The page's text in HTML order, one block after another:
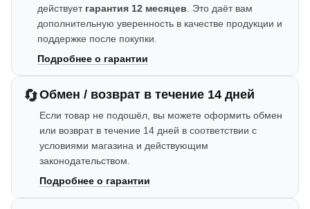
действует гарантия 12 месяцев. Это даёт вам
дополнительную уверенность в качестве продукции и
поддержке после покупки.
Подробнее о гарантии
🔄Обмен / возврат в течение 14 дней
Если товар не подошёл, вы можете оформить обмен
или возврат в течение 14 дней в соответствии с
условиями магазина и действующим
законодательством.
Подробнее о гарантии